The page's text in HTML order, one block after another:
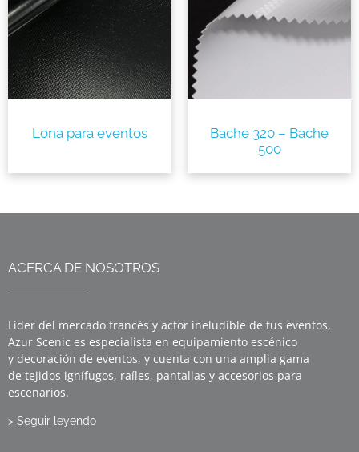
Lona para eventos
Bache 320 – Bache
500
ACERCA DE NOSOTROS
Líder del mercado francés y actor ineludible de tus eventos,
Azur Scenic es especialista en equipamiento escénico
y decoración de eventos, y cuenta con una amplia gama
de tejidos ignífugos, raíles, pantallas y accesorios para
escenarios.
> Seguir leyendo